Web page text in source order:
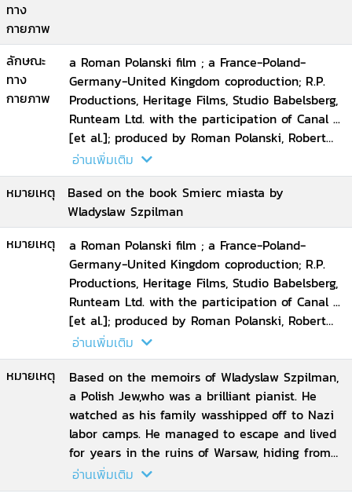
ทาง
กายภาพ
ลักษณะ
ทาง
กายภาพ
a Roman Polanski film ; a France-Poland-
Germany-United Kingdom coproduction; R.P.
Productions, Heritage Films, Studio Babelsberg,
Runteam Ltd. with the participation of Canal ...
[et al.]; produced by Roman Polanski, Robert
Benmussa, Alain Sarde; screenplay by Ronald
Harwood
อ่านเพิ่มเติม
หมายเหตุ
Based on the book Smierc miasta by
Wladyslaw Szpilman
หมายเหตุ
a Roman Polanski film ; a France-Poland-
Germany-United Kingdom coproduction; R.P.
Productions, Heritage Films, Studio Babelsberg,
Runteam Ltd. with the participation of Canal ...
[et al.]; produced by Roman Polanski, Robert
Benmussa, Alain Sarde; screenplay by Ronald
Harwood
อ่านเพิ่มเติม
หมายเหตุ
Based on the memoirs of Wladyslaw Szpilman,
a Polish Jew,who was a brilliant pianist. He
watched as his family wasshipped off to Nazi
labor camps. He managed to escape and lived
for years in the ruins of Warsaw, hiding from
the Nazis
อ่านเพิ่มเติม